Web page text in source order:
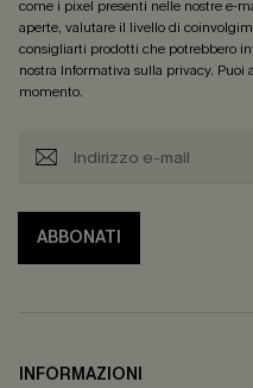
come i pixel presenti nelle nostre e-
aperte, valutare il livello di
consigliarti prodotti che potrebbero
nostra Informativa sulla privacy. Puoi
momento.
ABBONATI
INFORMAZIONI